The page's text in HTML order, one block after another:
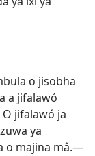
o jisobha
a jifalawó
O jifalawó ja
ya
o majina mâ.—